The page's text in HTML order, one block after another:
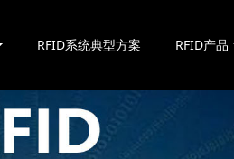
RFID系统典型方案 RFID产品